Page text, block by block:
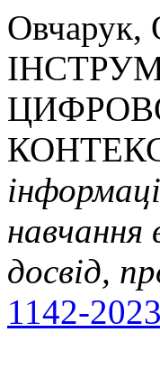
навчання
досвід,
1142-